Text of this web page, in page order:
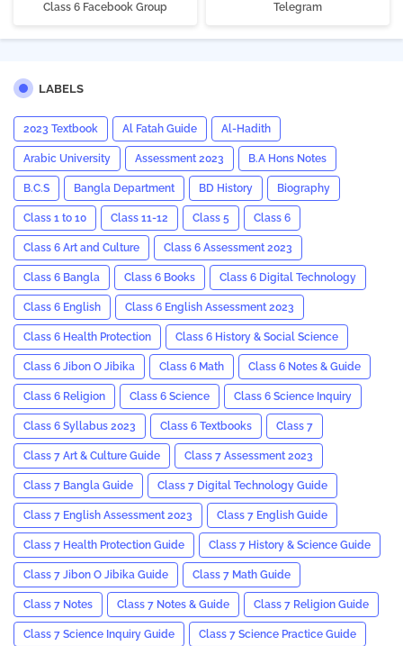
Class 6 Facebook Group Telegram
LABELS
2023 Textbook Al Fatah Guide Al-Hadith
Arabic University Assessment 2023 B.A Hons Notes
B.C.S Bangla Department BD History Biography
Class 1 to 10 Class 11-12 Class 5 Class 6
Class 6 Art and Culture Class 6 Assessment 2023
Class 6 Bangla Class 6 Books Class 6 Digital Technology
Class 6 English Class 6 English Assessment 2023
Class 6 Health Protection Class 6 History & Social Science
Class 6 Jibon O Jibika Class 6 Math Class 6 Notes & Guide
Class 6 Religion Class 6 Science Class 6 Science Inquiry
Class 6 Syllabus 2023 Class 6 Textbooks Class 7
Class 7 Art & Culture Guide Class 7 Assessment 2023
Class 7 Bangla Guide Class 7 Digital Technology Guide
Class 7 English Assessment 2023 Class 7 English Guide
Class 7 Health Protection Guide Class 7 History & Science Guide
Class 7 Jibon O Jibika Guide Class 7 Math Guide
Class 7 Notes Class 7 Notes & Guide Class 7 Religion Guide
Class 7 Science Inquiry Guide Class 7 Science Practice Guide